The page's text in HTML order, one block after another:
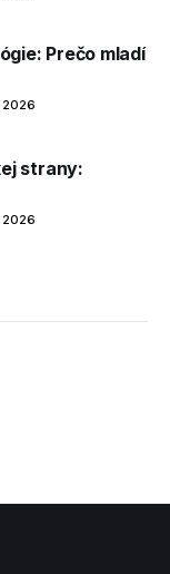
Prečo mladí
2026
strany:
2026